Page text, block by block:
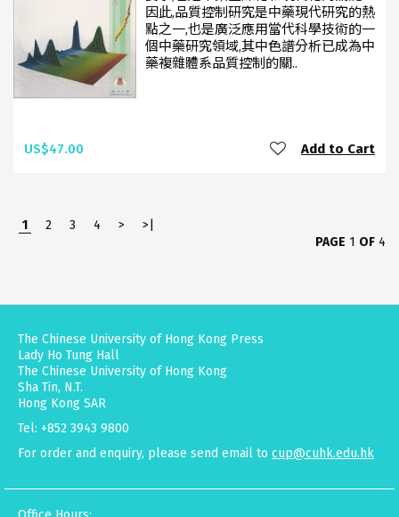
因此,品質控制研究是中藥現代研究的熱
點之一,也是廣泛應用當代科學技術的一
個中藥研究領域,其中色譜分析已成為中
藥複雜體系品質控制的關..
US$47.00 Add to Cart
1 2 3 4 >
>|
PAGE 1 OF 4
The Chinese University of Hong Kong Press
Lady Ho Tung Hall
The Chinese University of Hong Kong
Sha Tin, N.T.
Hong Kong SAR
Tel: +852 3943 9800
For order and enquiry, please send email to cup@cuhk.edu.hk